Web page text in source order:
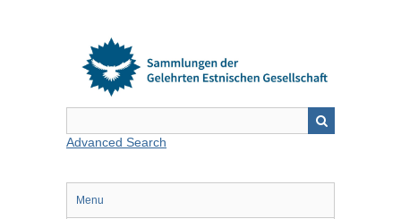
Advanced Search
Menu